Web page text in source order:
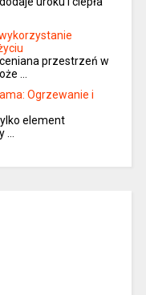
przestrzeń w
…
Ogrzewanie i
element